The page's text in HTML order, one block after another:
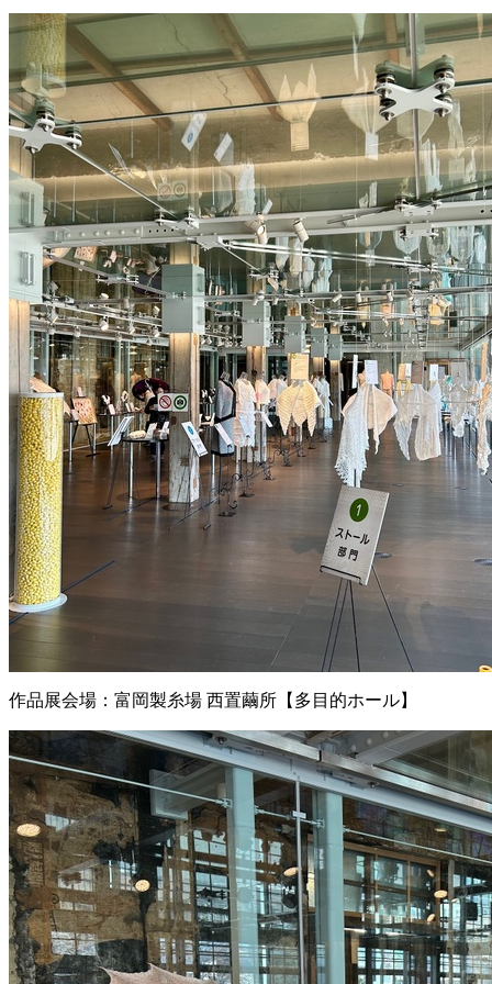
作品展会場：富岡製糸場 西置繭所【多目的ホール】